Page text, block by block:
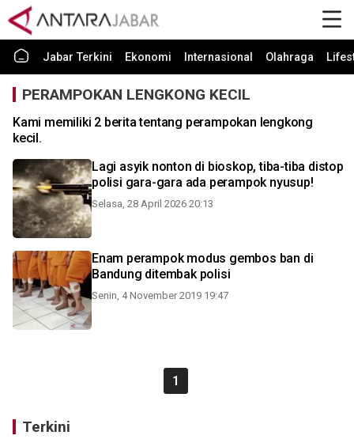
Jabar Terkini Ekonomi Internasional Olahraga
PERAMPOKAN LENGKONG KECIL
Kami memiliki 2 berita tentang perampokan lengkong
kecil.
Lagi asyik nonton di bioskop, tiba-tiba distop
polisi gara-gara ada perampok nyusup!
Selasa, 28 April 2026 20:13
Enam perampok modus gembos ban di
Bandung ditembak polisi
Senin, 4 November 2019 19:47
1
Terkini